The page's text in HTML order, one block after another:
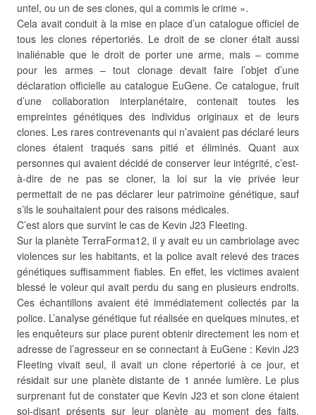
untel, ou un de ses clones, qui a commis le crime ».
Cela avait conduit à la mise en place d’un catalogue officiel de
tous les clones répertoriés. Le droit de se cloner était aussi
inaliénable que le droit de porter une arme, mais – comme
pour les armes – tout clonage devait faire l’objet d’une
déclaration officielle au catalogue EuGene. Ce catalogue, fruit
d’une collaboration interplanétaire, contenait toutes les
empreintes génétiques des individus originaux et de leurs
clones. Les rares contrevenants qui n’avaient pas déclaré leurs
clones étaient traqués sans pitié et éliminés. Quant aux
personnes qui avaient décidé de conserver leur intégrité, c’est-
à-dire de ne pas se cloner, la loi sur la vie privée leur
permettait de ne pas déclarer leur patrimoine génétique, sauf
s’ils le souhaitaient pour des raisons médicales.
C’est alors que survint le cas de Kevin J23 Fleeting.
Sur la planète TerraForma12, il y avait eu un cambriolage avec
violences sur les habitants, et la police avait relevé des traces
génétiques suffisamment fiables. En effet, les victimes avaient
blessé le voleur qui avait perdu du sang en plusieurs endroits.
Ces échantillons avaient été immédiatement collectés par la
police. L’analyse génétique fut réalisée en quelques minutes, et
les enquêteurs sur place purent obtenir directement les nom et
adresse de l’agresseur en se connectant à EuGene : Kevin J23
Fleeting vivait seul, il avait un clone répertorié à ce jour, et
résidait sur une planète distante de 1 année lumière. Le plus
surprenant fut de constater que Kevin J23 et son clone étaient
soi-disant présents sur leur planète au moment des faits.